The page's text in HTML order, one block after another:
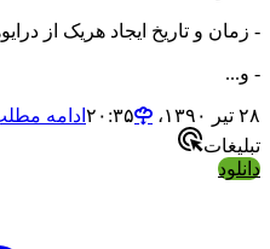
و تاریخ ایجاد هریک از درایوها
ادامه مطلب